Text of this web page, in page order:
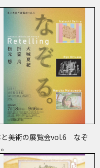
美術の展覧会vol.6 なぞ